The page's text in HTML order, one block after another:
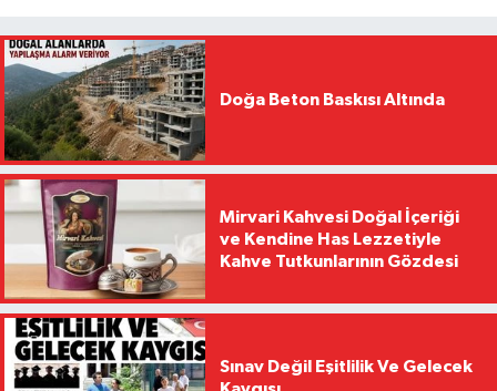
Doğa Beton Baskısı Altında
Mirvari Kahvesi Doğal İçeriği
ve Kendine Has Lezzetiyle
Kahve Tutkunlarının Gözdesi
Sınav Değil Eşitlilik Ve Gelecek